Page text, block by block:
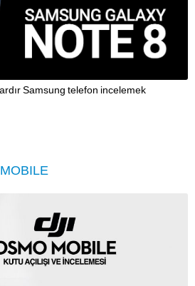
Samsung telefon incelemek